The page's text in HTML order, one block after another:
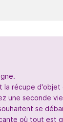
la récupe
une seconde
se
où tout est